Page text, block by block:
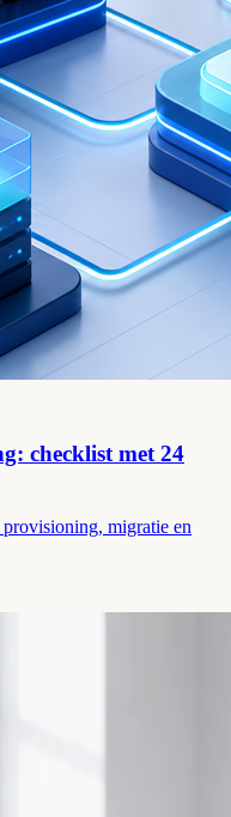
checklist met 24
migratie en